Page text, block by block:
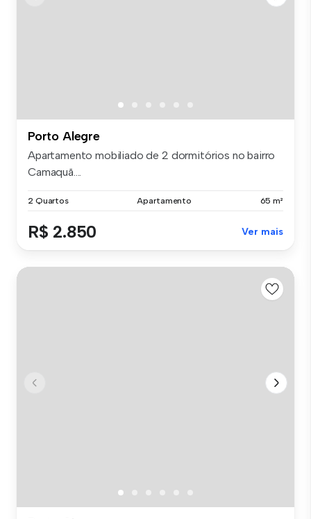
Porto Alegre
Apartamento mobiliado de 2 dormitórios no bairro
Camaquã....
2 Quartos Apartamento 65 m²
R$ 2.850 Ver mais